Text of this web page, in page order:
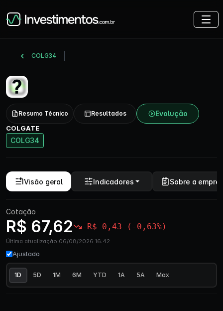
COLG34
Resumo Técnico Resultados Evolução
COLGATE
COLG34
Visão geral Indicadores Sobre a
Cotação
R$ 67,62 -R$ 0,43 (-0,63%)
Última atualização 06/08/2026 16:42
Ajustado
1D 5D 1M 6M YTD 1A 5A Max